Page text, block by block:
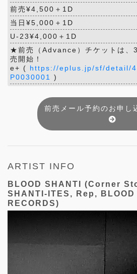
前売¥4,500＋1D
当日¥5,000＋1D
U-23¥4,000＋1D
★前売（Advance）チケットは、
売開始！
e+ ( https://eplus.jp/sf/detail/
P0030001
)
前売メール予約のお申し
ARTIST INFO
BLOOD SHANTI (Corner
SHANTI-ITES, Rep, BLOOD
RECORDS)